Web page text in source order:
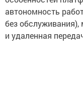
автономность
без обслуживания),
и удаленная